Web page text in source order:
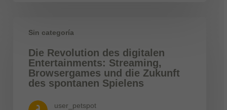
Sin categoría
Die Revolution des digitalen
Entertainments: Streaming,
Browsergames und die Zukunft
des spontanen Spielens
user_petspot